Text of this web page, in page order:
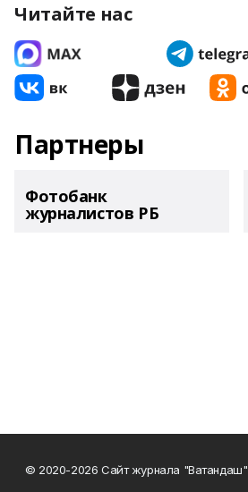
Читайте нас
Партнеры
Фотобанк
журналистов РБ
© 2020-2026 Сайт журнала "Ватандаш"